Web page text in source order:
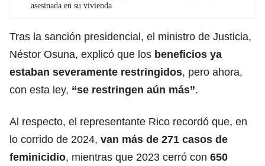
asesinada en su vivienda
Tras la sanción presidencial, el ministro de Justicia,
Néstor Osuna, explicó que los beneficios ya
estaban severamente restringidos, pero ahora,
con esta ley, “se restringen aún más”.
Al respecto, el representante Rico recordó que, en
lo corrido de 2024, van más de 271 casos de
feminicidio, mientras que 2023 cerró con 650